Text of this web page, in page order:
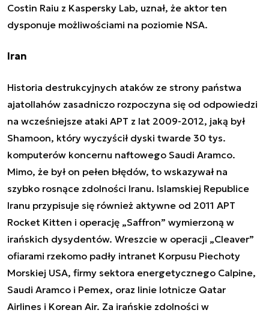
Costin Raiu z Kaspersky Lab, uznał, że aktor ten
dysponuje możliwościami na poziomie NSA.
Iran
Historia destrukcyjnych ataków ze strony państwa
ajatollahów zasadniczo rozpoczyna się od odpowiedzi
na wcześniejsze ataki APT z lat 2009-2012, jaką był
Shamoon, który wyczyścił dyski twarde 30 tys.
komputerów koncernu naftowego Saudi Aramco.
Mimo, że był on pełen błędów, to wskazywał na
szybko rosnące zdolności Iranu. Islamskiej Republice
Iranu przypisuje się również aktywne od 2011 APT
Rocket Kitten i operację „Saffron” wymierzoną w
irańskich dysydentów. Wreszcie w operacji „Cleaver”
ofiarami rzekomo padły intranet Korpusu Piechoty
Morskiej USA, firmy sektora energetycznego Calpine,
Saudi Aramco i Pemex, oraz linie lotnicze Qatar
Airlines i Korean Air. Za irańskie zdolności w